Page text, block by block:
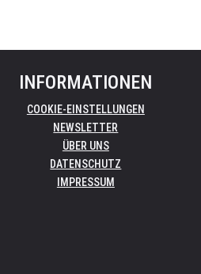
INFORMATIONEN
COOKIE-EINSTELLUNGEN
NEWSLETTER
ÜBER UNS
DATENSCHUTZ
IMPRESSUM